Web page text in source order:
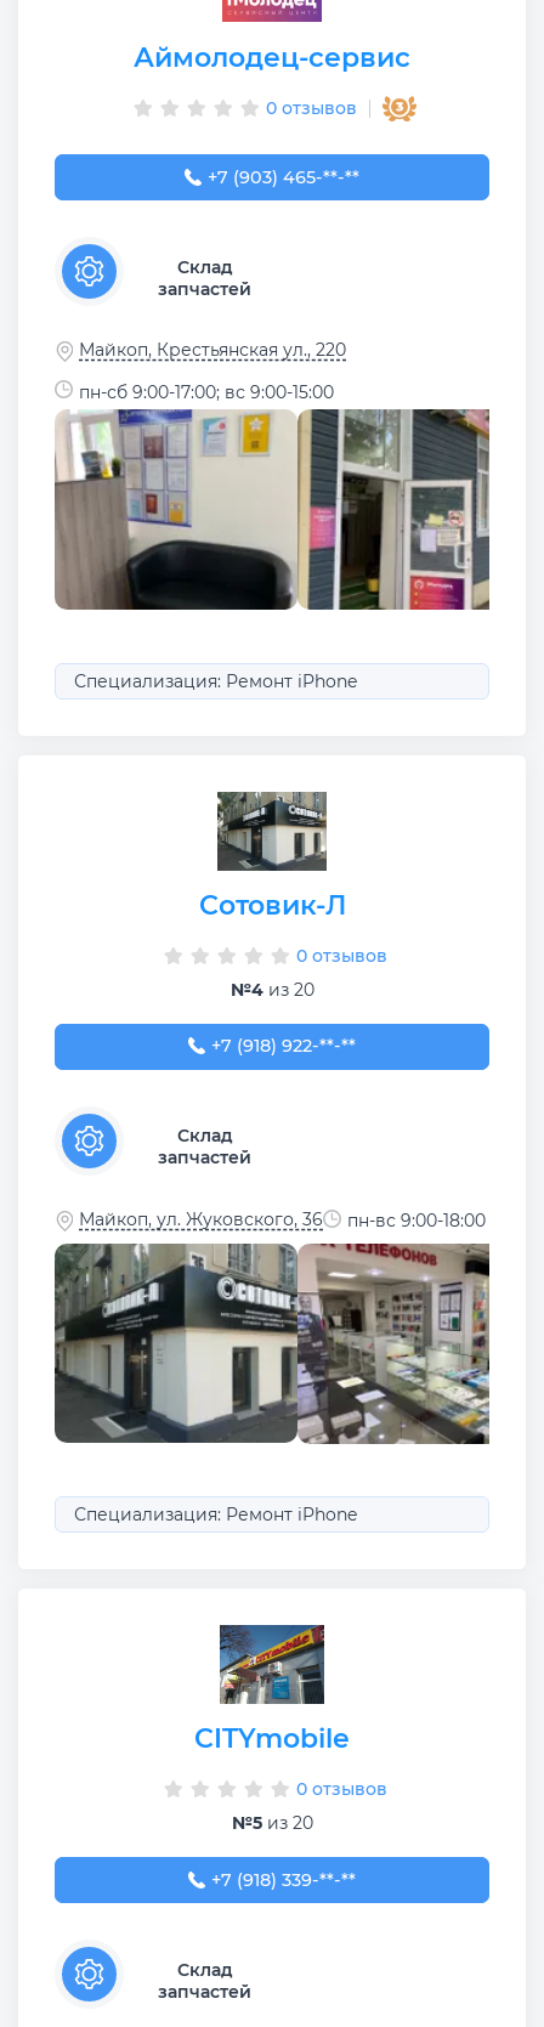
Аймолодец-сервис
0 отзывов
+7 (903) 465-35-93
+7 (903) 465-**-**
Склад
запчастей
Майкоп, Крестьянская ул., 220
пн-сб 9:00-17:00; вс 9:00-15:00
Специализация: Ремонт iPhone
Сотовик-Л
0 отзывов
№4из 20
+7 (918) 922-24-24
+7 (918) 922-**-**
Склад
запчастей
Майкоп, ул. Жуковского, 36 пн-вс 9:00-18:00
Специализация: Ремонт iPhone
CITYmobile
0 отзывов
№5из 20
+7 (918) 339-03-03
+7 (918) 339-**-**
Склад
запчастей